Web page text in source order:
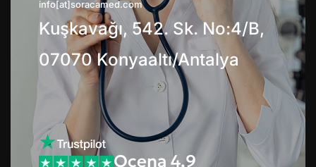
info[at]soracamed.com
Kuşkavağı, 542. Sk. No:4/B,
07070 Konyaaltı/Antalya
Ocena 4,9